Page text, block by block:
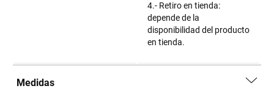
4.- Retiro en tienda:
depende de la
disponibilidad del producto
en tienda.
Medidas